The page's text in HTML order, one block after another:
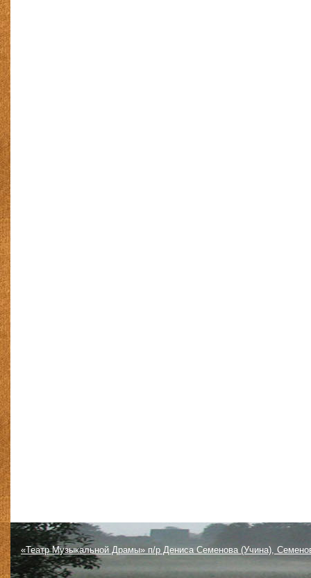
«Театр Музыкальной Драмы» п/р Дениса Семенова (Учина),